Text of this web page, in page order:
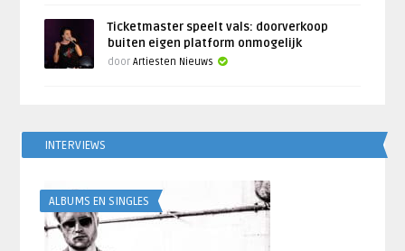
Ticketmaster speelt vals: doorverkoop
buiten eigen platform onmogelijk
doorArtiesten Nieuws
INTERVIEWS
ALBUMS EN SINGLES